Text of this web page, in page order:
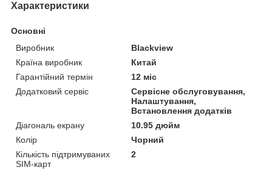
Характеристики
Основні
Виробник
Blackview
Країна виробник
Китай
Гарантійний термін
12 міс
Додатковий сервіс
Сервісне обслуговування,
Налаштування,
Встановлення додатків
Діагональ екрану
10.95 дюйм
Колір
Чорний
Кількість підтримуваних
SIM-карт
2